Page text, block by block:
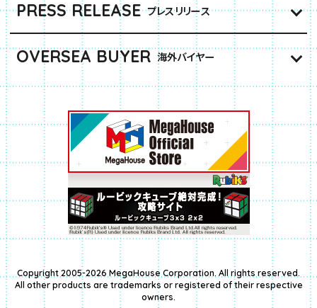
PRESS RELEASE プレスリリース
OVERSEA BUYER 海外バイヤー
Copyright 2005-2026 MegaHouse Corporation. All rights reserved.
All other products are trademarks or registered of their respective
owners.